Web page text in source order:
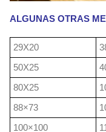
ALGUNAS OTRAS
29X20
50X25
80X25
88×73
100×100